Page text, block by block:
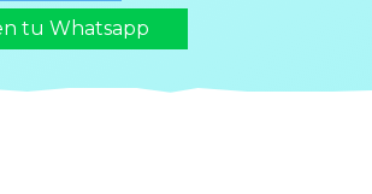
tu Whatsapp